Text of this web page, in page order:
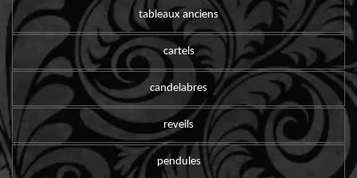
tableaux anciens
cartels
candelabres
reveils
pendules